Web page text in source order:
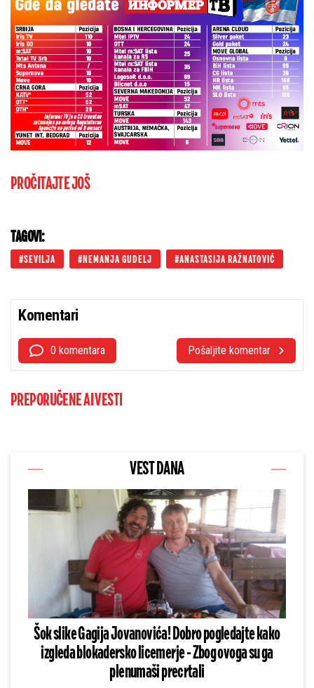
PROČITAJTE JOŠ
TAGOVI:
SEVILJA NEMANJA GUDELJ ANASTASIJA RAŽNATOVIĆ
Komentari
0 komentara Pošaljite komentar
PREPORUČENE AI VESTI
VEST DANA
Šok slike Gagija Jovanovića! Dobro pogledajte kako
izgleda blokadersko licemerje - Zbog ovoga su ga
plenumaši precrtali